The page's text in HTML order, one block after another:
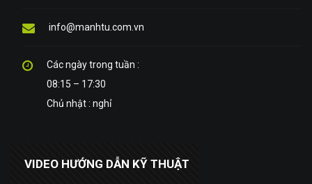
info@manhtu.com.vn
Các ngày trong tuần :
08:15 – 17:30
Chủ nhật : nghỉ
VIDEO HƯỚNG DẪN KỸ THUẬT